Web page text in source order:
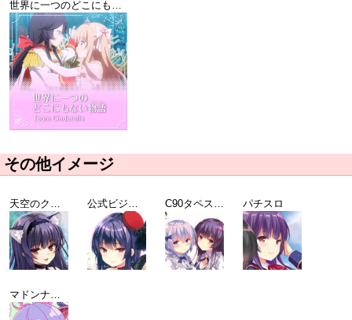
世界に一つのどこにもない物語
その他イメージ
パチスロ